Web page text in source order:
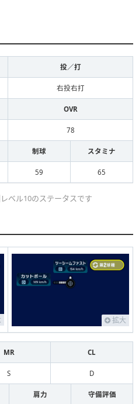
投／打
右投右打
OVR
78
制球 スタミナ
59 65
ベル10のステータスです
拡大
MR CL
S D
肩力 守備評価